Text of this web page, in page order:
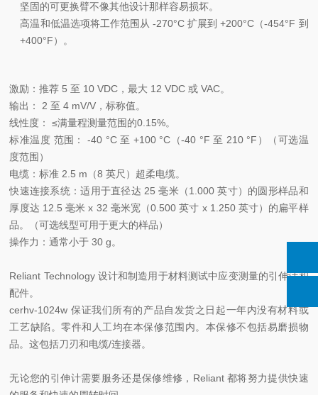
坚固的可更换臂不像其他设计那样容易损坏。
高温和低温选项将工作范围从 -270°C 扩展到 +200°C（-454°F 到
+400°F）。
激励：推荐 5 至 10 VDC，最大 12 VDC 或 VAC。
输出： 2 至 4 mV/V，标称值。
线性度： ≤满量程测量范围的0.15%。
标准温度 范围： -40 °C 至 +100 °C（-40 °F 至 210 °F）（可选温
度范围）
电缆：标准 2.5 m（8 英尺）超柔电缆。
快速连接系统：适用于直径达 25 毫米（1.000 英寸）的圆形样品和
厚度达 12.5 毫米 x 32 毫米宽（0.500 英寸 x 1.250 英寸）的扁平样
品。（可选线型可用于更大的样品）
操作力：通常小于 30 g。
Reliant Technology 设计和制造用于材料测试中应变测量的引伸计和
配件。
cerhv-1024w 保证我们所有的产品自发货之日起一年内没有材料或
工艺缺陷。零件和人工均在本保修范围内。本保修不包括易磨损物
品。这包括刀刃和电缆/连接器。
无论您的引伸计需要服务还是保修维修，Reliant 都将努力提供快速